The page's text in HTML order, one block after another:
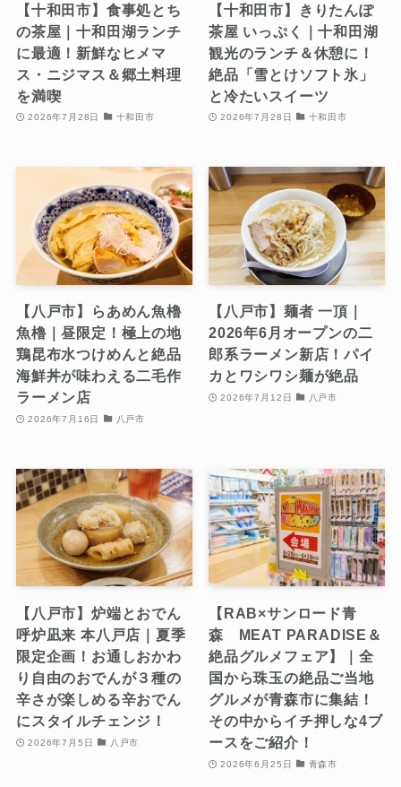
【十和田市】食事処とち
の茶屋｜十和田湖ランチ
に最適！新鮮なヒメマ
ス・ニジマス＆郷土料理
を満喫
2026年7月28日 十和田市
【十和田市】きりたんぽ
茶屋 いっぷく｜十和田湖
観光のランチ＆休憩に！
絶品「雪とけソフト氷」
と冷たいスイーツ
2026年7月28日 十和田市
【八戸市】らあめん魚櫓
魚櫓｜昼限定！極上の地
鶏昆布水つけめんと絶品
海鮮丼が味わえる二毛作
ラーメン店
2026年7月16日 八戸市
【八戸市】麺者 一頂｜
2026年6月オープンの二
郎系ラーメン新店！パイ
カとワシワシ麺が絶品
2026年7月12日 八戸市
【八戸市】炉端とおでん
呼炉凪来 本八戸店｜夏季
限定企画！お通しおかわ
り自由のおでんが３種の
辛さが楽しめる辛おでん
にスタイルチェンジ！
2026年7月5日 八戸市
【RAB×サンロード青
森 MEAT PARADISE＆
絶品グルメフェア】｜全
国から珠玉の絶品ご当地
グルメが青森市に集結！
その中からイチ押しな4ブ
ースをご紹介！
2026年6月25日 青森市